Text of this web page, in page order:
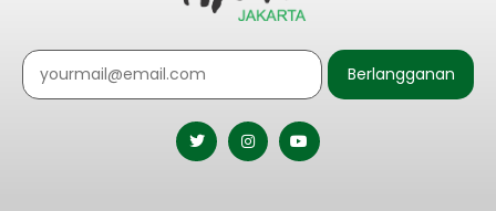
Berlangganan